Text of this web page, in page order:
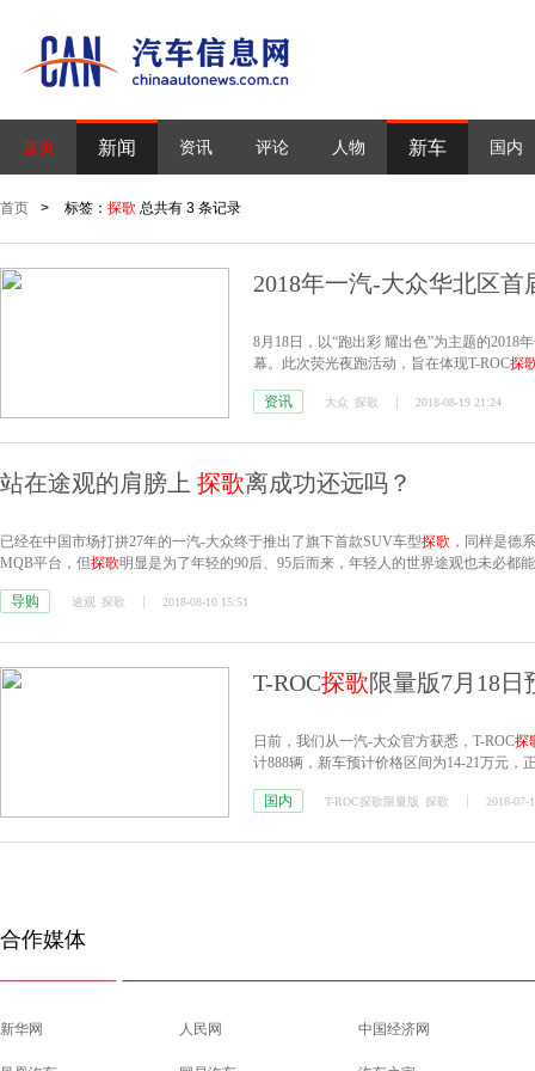
首页 新闻 资讯 评论 人物 新车 国内
首页 > 标签： 探歌 总共有 3 条记录
2018年一汽-大众华北区
8月18日，以“跑出彩 耀出色”为主题的2018
幕。此次荧光夜跑活动，旨在体现T-ROC探
资讯
大众 探歌 2018-08-19 21:24
站在途观的肩膀上 探歌离成功还远吗？
已经在中国市场打拼27年的一汽-大众终于推出了旗下首款SUV车型探歌 ，同样是德
MQB平台，但探歌明显是为了年轻的90后、95后而来，年轻人的世界途观也未必都
导购 途观 探歌 2018-08-10 15:51
T-ROC探歌限量版7月18日
日前，我们从一汽-大众官方获悉，T-ROC探
计888辆，新车预计价格区间为14-21万元，
国内 T-ROC探歌限量版 探歌 2018-07-
合作媒体
新华网 人民网 中国经济网